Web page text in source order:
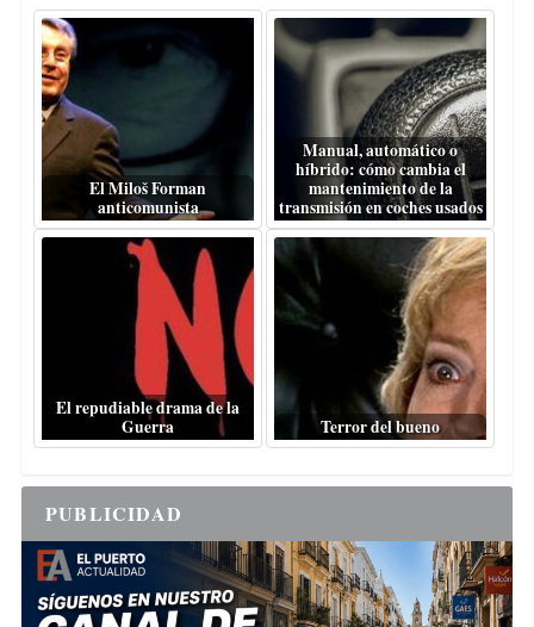
El Miloš Forman
anticomunista
Manual, automático o
híbrido: cómo cambia el
mantenimiento de la
transmisión en coches usados
El repudiable drama de la
Guerra
Terror del bueno
PUBLICIDAD